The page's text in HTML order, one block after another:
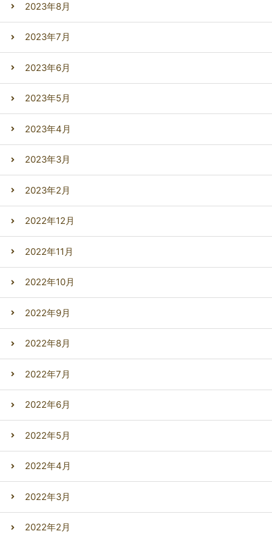
2023年8月
2023年7月
2023年6月
2023年5月
2023年4月
2023年3月
2023年2月
2022年12月
2022年11月
2022年10月
2022年9月
2022年8月
2022年7月
2022年6月
2022年5月
2022年4月
2022年3月
2022年2月